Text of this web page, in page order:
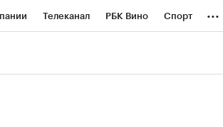
Телеканал РБК Вино Спорт ...